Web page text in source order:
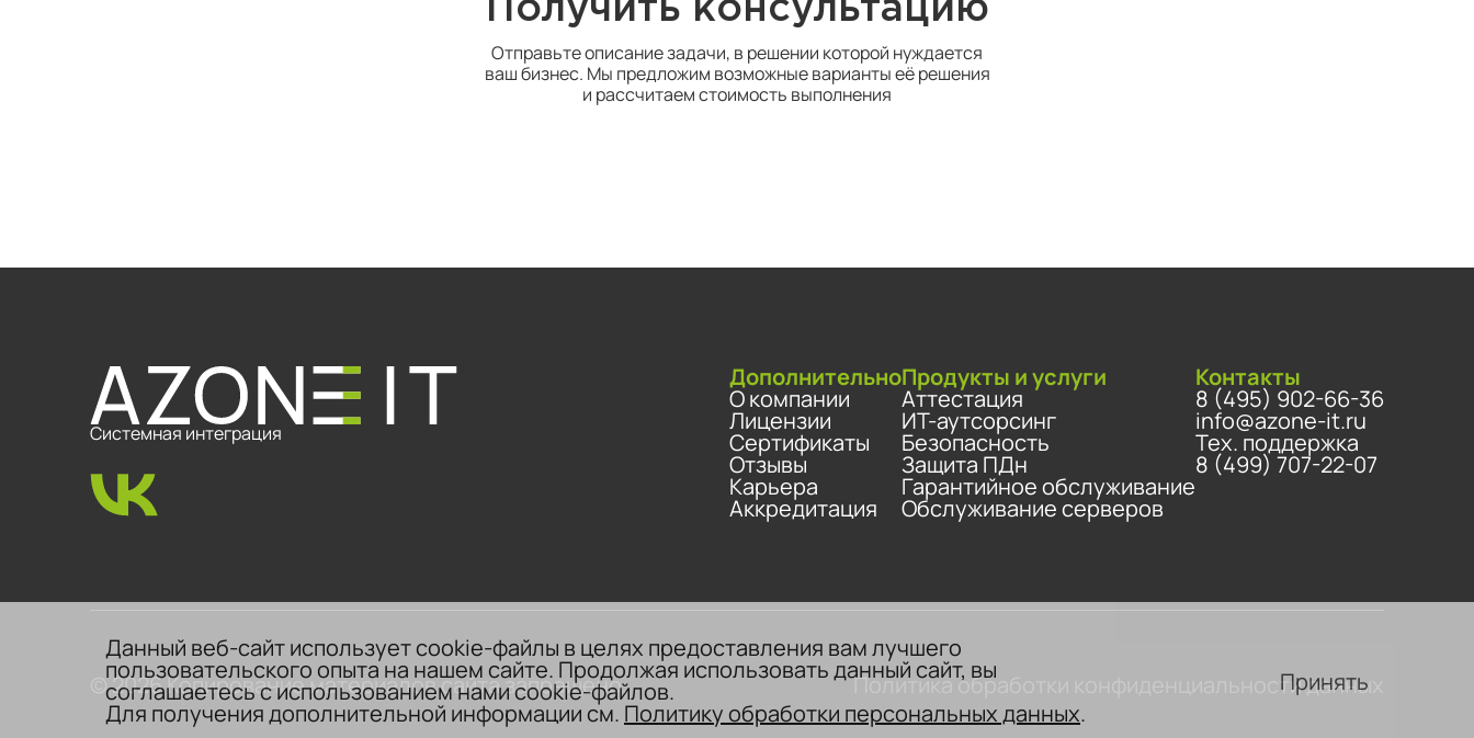
Получить консультацию
Отправьте описание задачи, в решении которой нуждается
ваш бизнес. Мы предложим возможные варианты её решения
и рассчитаем стоимость выполнения
Системная интеграция
Дополнительно
О компании
Лицензии
Сертификаты
Отзывы
Карьера
Аккредитация
Продукты и услуги
Аттестация
ИТ-аутсорсинг
Безопасность
Защита ПДн
Гарантийное обслуживание
Обслуживание серверов
Контакты
8 (495) 902-66-36
info@azone-it.ru
Тех. поддержка
8 (499) 707-22-07
© 2026 Копирование материалов сайта запрещено. Политика обработки конфиденциальности данных
Данный веб-сайт использует cookie-файлы в целях предоставления вам лучшего
пользовательского опыта на нашем сайте. Продолжая использовать данный сайт, вы
соглашаетесь с использованием нами cookie-файлов.
Для получения дополнительной информации см. Политику обработки персональных данных.
Принять